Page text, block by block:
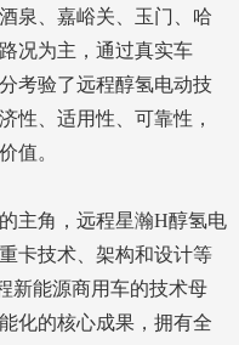
泉、嘉峪关、玉门、哈
况为主，通过真实车
考验了远程醇氢电动技
性、适用性、可靠性，
值。
主角，远程星瀚H醇氢电
卡技术、架构和设计等
新能源商用车的技术母
化的核心成果，拥有全